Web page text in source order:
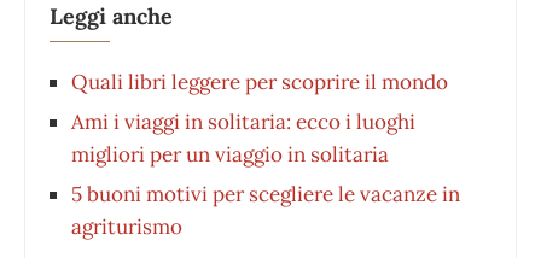
Leggi anche
Quali libri leggere per scoprire il mondo
Ami i viaggi in solitaria: ecco i luoghi
migliori per un viaggio in solitaria
5 buoni motivi per scegliere le vacanze in
agriturismo